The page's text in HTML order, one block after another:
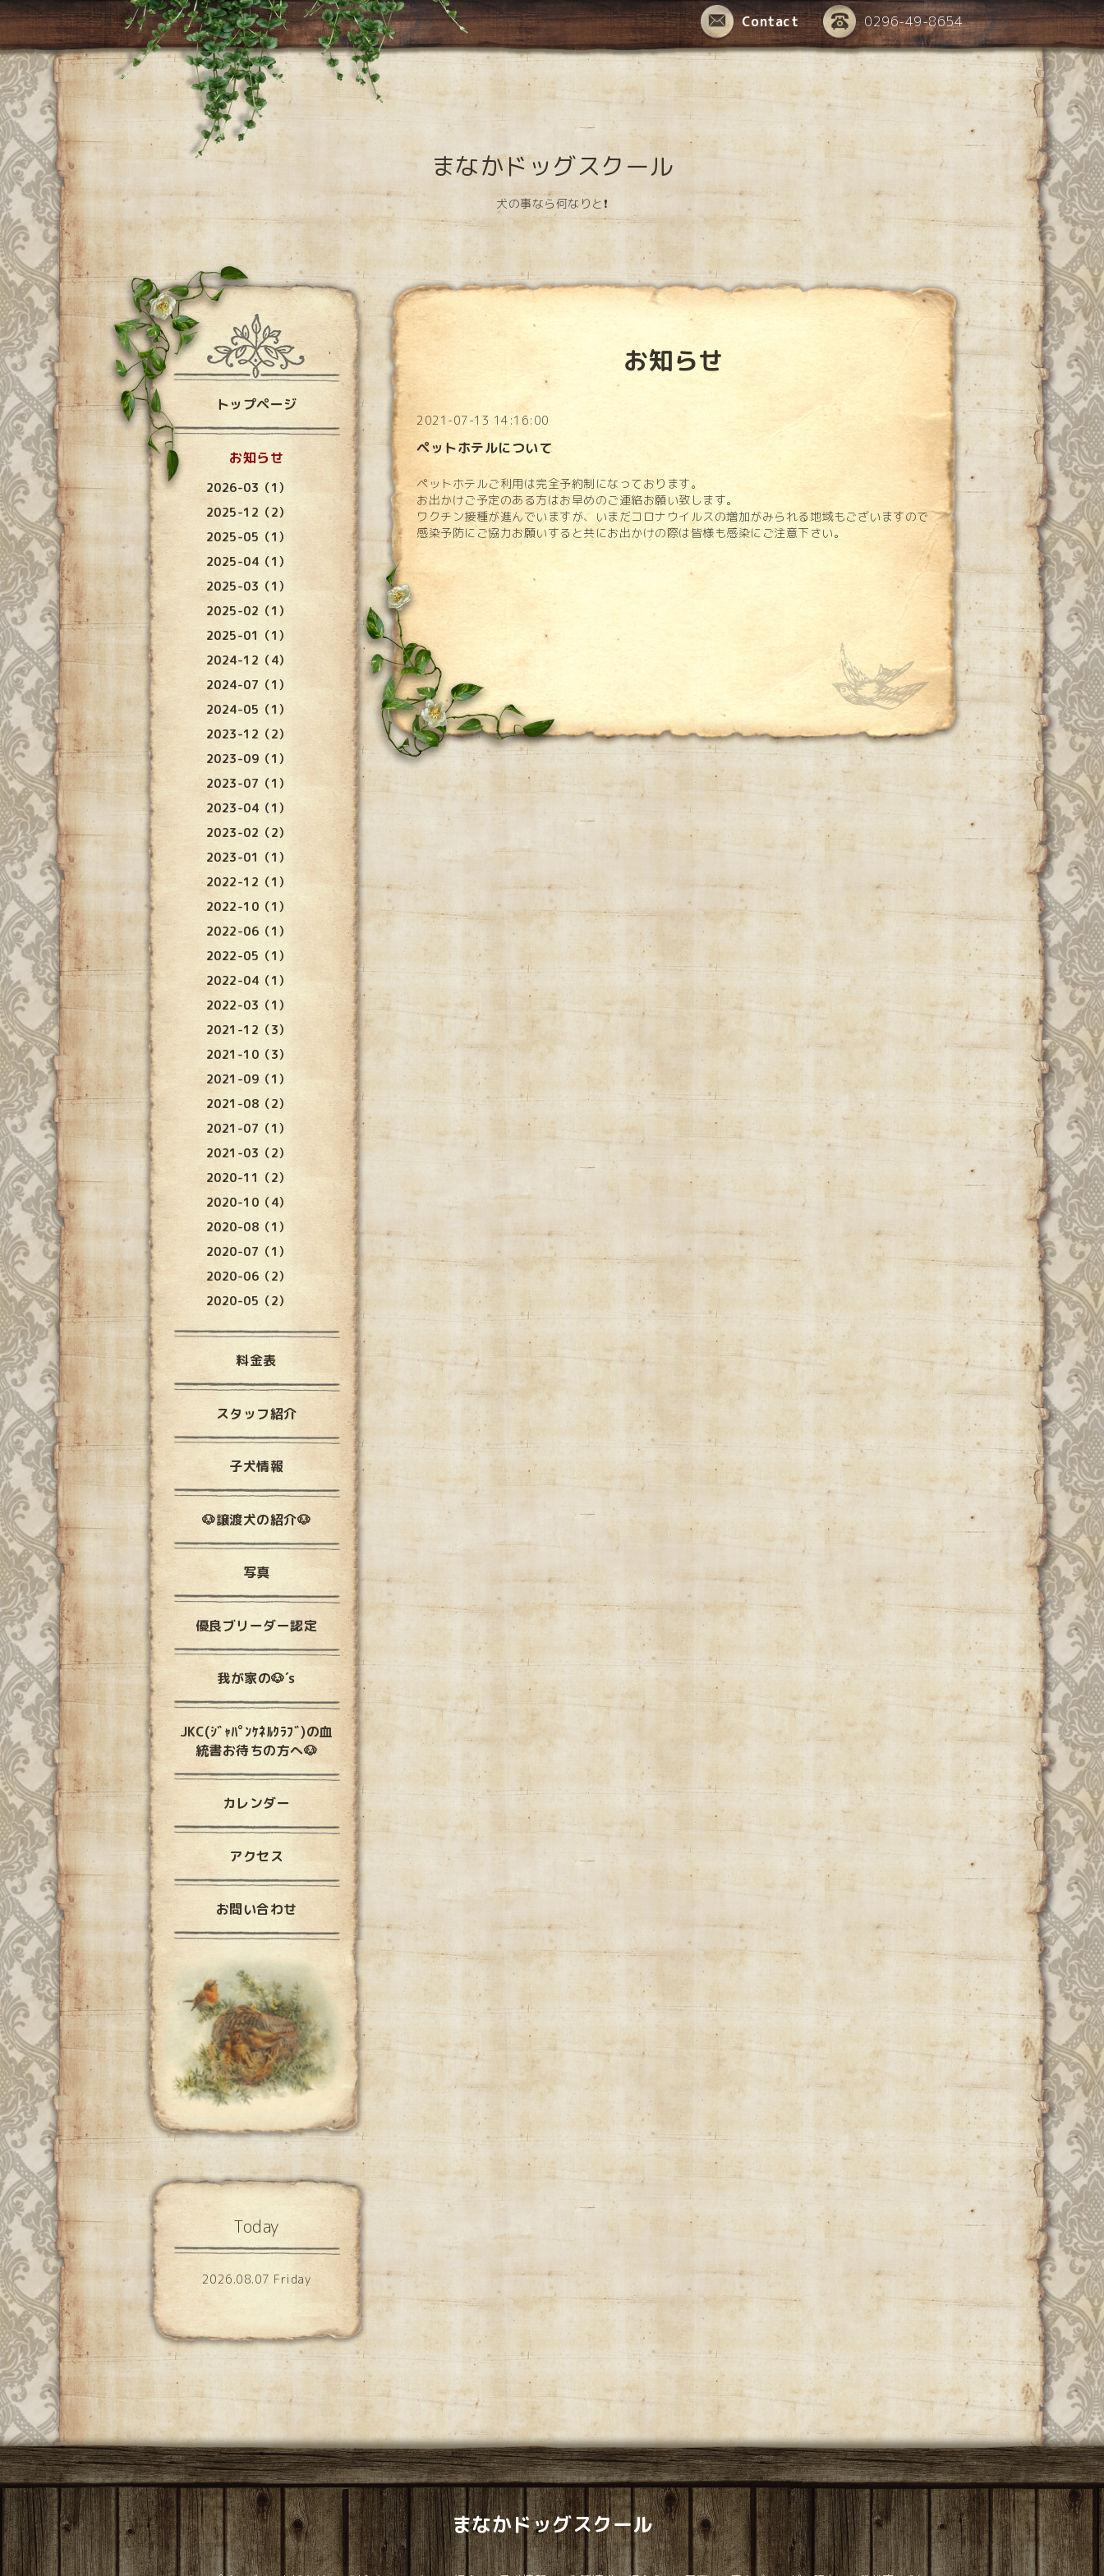
0296-49-8654
Contact
まなかドッグスクール
犬の事なら何なりと❗️
お知らせ
2021-07-13 14:16:00
ペットホテルについて
ペットホテルご利用は完全予約制になっております。
お出かけご予定のある方はお早めのご連絡お願い致します。
ワクチン接種が進んでいますが、いまだコロナウイルスの増加がみられる地域もございますので
感染予防にご協力お願いすると共にお出かけの際は皆様も感染にご注意下さい。
トップページ
お知らせ
2026-03（1）
2025-12（2）
2025-05（1）
2025-04（1）
2025-03（1）
2025-02（1）
2025-01（1）
2024-12（4）
2024-07（1）
2024-05（1）
2023-12（2）
2023-09（1）
2023-07（1）
2023-04（1）
2023-02（2）
2023-01（1）
2022-12（1）
2022-10（1）
2022-06（1）
2022-05（1）
2022-04（1）
2022-03（1）
2021-12（3）
2021-10（3）
2021-09（1）
2021-08（2）
2021-07（1）
2021-03（2）
2020-11（2）
2020-10（4）
2020-08（1）
2020-07（1）
2020-06（2）
2020-05（2）
料金表
スタッフ紹介
子犬情報
🐶譲渡犬の紹介🐶
写真
優良ブリーダー認定
我が家の🐶´s
JKC(ｼﾞｬﾊﾟﾝｹﾈﾙｸﾗﾌﾞ)の血
統書お待ちの方へ🐶
カレンダー
アクセス
お問い合わせ
Today
2026.08.07 Friday
まなかドッグスクール